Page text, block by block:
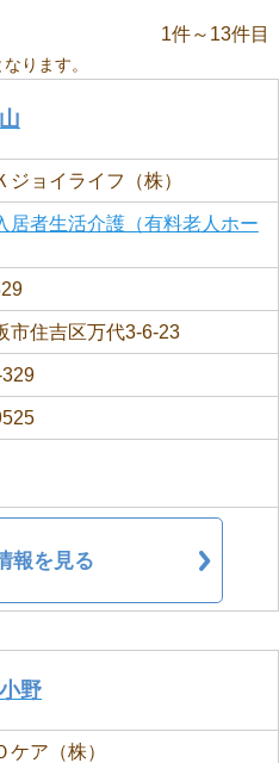
1件～13件目
ります。
ジョイライフ（株）
居者生活介護（有料老人ホー
市住吉区万代3-6-23
報を見る
野
ケア（株）